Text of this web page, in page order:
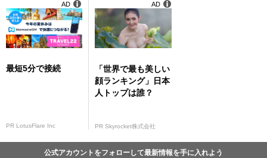
最短5分で接続
PR LotusFlare Inc
AD
「世界で最も美しい
顔ランキング」日本
人トップは誰？
PR Skyrocket株式会社
AD
公式アカウントをフォローして最新情報を手に入れよう